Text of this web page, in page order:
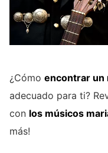
¿Cómo encontrar un
adecuado para ti?
con los músicos
más!